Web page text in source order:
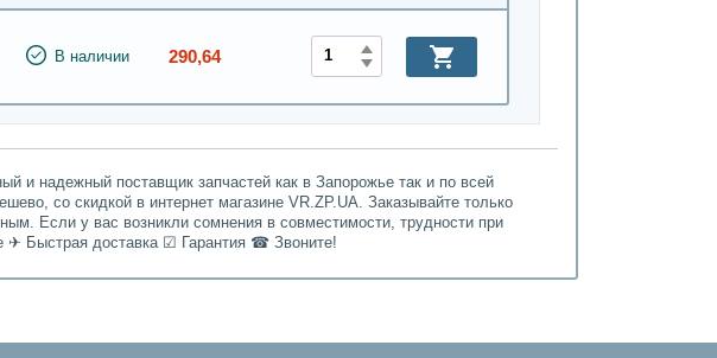
В наличии 290,64
и надежный поставщик запчастей как в Запорожье так и по всей
со скидкой в интернет магазине VR.ZP.UA. Заказывайте только
Если у вас возникли сомнения в совместимости, трудности при
✈ Быстрая доставка ☑ Гарантия ☎ Звоните!